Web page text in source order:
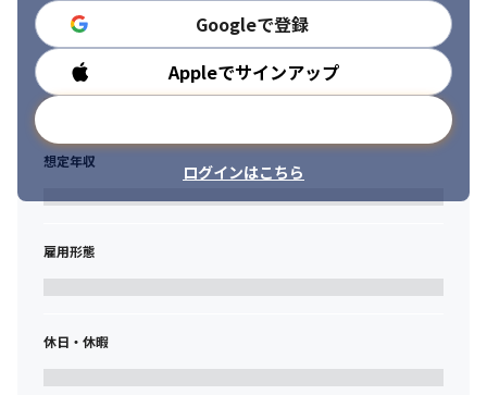
Googleで登録
Appleでサインアップ
ログインはこちら
勤務時間
想定年収
雇用形態
休日・休暇